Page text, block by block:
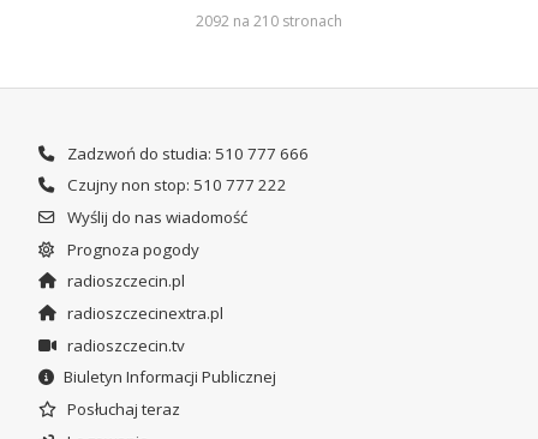
2092 na 210 stronach
Zadzwoń do studia: 510 777 666
Czujny non stop: 510 777 222
Wyślij do nas wiadomość
Prognoza pogody
radioszczecin.pl
radioszczecinextra.pl
radioszczecin.tv
Biuletyn Informacji Publicznej
Posłuchaj teraz